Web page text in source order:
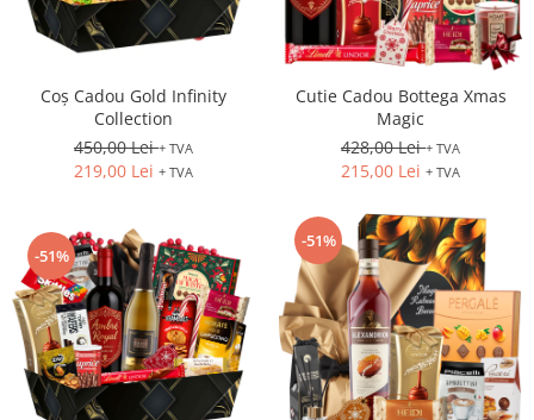
Coș Cadou Gold Infinity
Collection
450,00 Lei+ TVA
219,00 Lei + TVA
Cutie Cadou Bottega Xmas
Magic
428,00 Lei+ TVA
215,00 Lei + TVA
-51%
-51%